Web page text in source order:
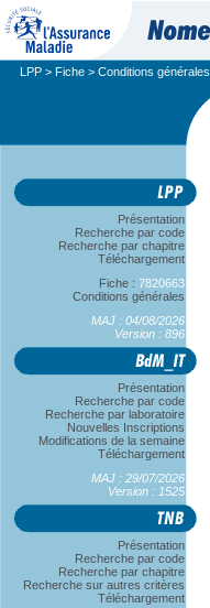
LPP > Fiche > Conditions générales
Présentation
Recherche par code
Recherche par chapitre
Téléchargement
Fiche : 7820663
Conditions générales
MAJ : 04/08/2026
Version : 896
Présentation
Recherche par code
Recherche par laboratoire
Nouvelles Inscriptions
Modifications de la semaine
Téléchargement
MAJ : 29/07/2026
Version : 1525
Présentation
Recherche par code
Recherche par chapitre
Recherche sur autres critères
Téléchargement